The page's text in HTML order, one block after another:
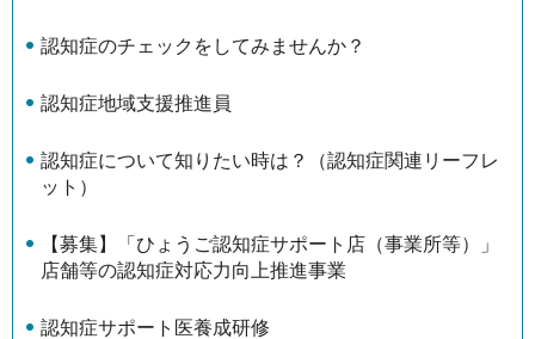
認知症のチェックをしてみませんか？
認知症地域支援推進員
認知症について知りたい時は？（認知症関連リーフレ
ット）
【募集】「ひょうご認知症サポート店（事業所等）」
店舗等の認知症対応力向上推進事業
認知症サポート医養成研修